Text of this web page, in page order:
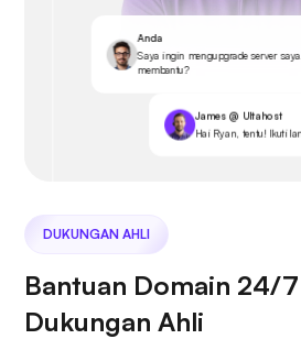
Anda
Saya ingin mengupgrade server
membantu?
James @ Ultahost
Hai Ryan, tentu! Ikuti
DUKUNGAN AHLI
Bantuan Domain 24/
Dukungan Ahli